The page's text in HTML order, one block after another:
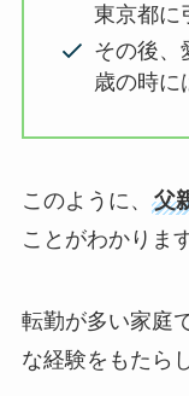
東京都に
その後、
歳の時に
このように、 父
ことがわかります
転勤が多い家庭
な経験をもたら